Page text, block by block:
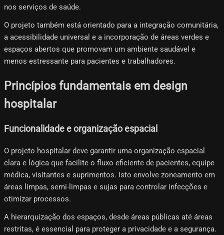
nos serviços de saúde.
O projeto também está orientado para a integração comunitária,
a acessibilidade universal e a incorporação de áreas verdes e
espaços abertos que promovam um ambiente saudável e
menos estressante para pacientes e trabalhadores.
Princípios fundamentais em design
hospitalar
Funcionalidade e organização espacial
O projeto hospitalar deve garantir uma organização espacial
clara e lógica que facilite o fluxo eficiente de pacientes, equipe
médica, visitantes e suprimentos. Isto envolve zoneamento em
áreas limpas, semi-limpas e sujas para controlar infecções e
otimizar processos.
A hierarquização dos espaços, desde áreas públicas até áreas
restritas, é essencial para proteger a privacidade e a segurança.